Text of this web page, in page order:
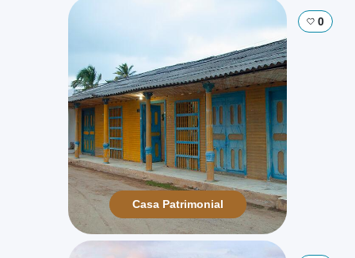
0
Casa Patrimonial